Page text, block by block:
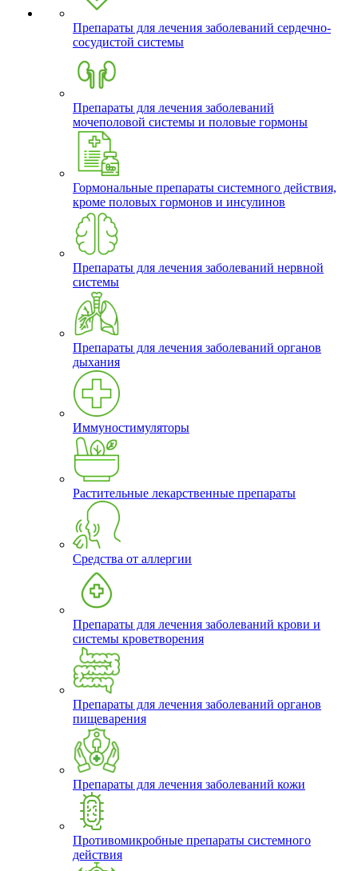
Препараты для лечения заболеваний сердечно-
сосудистой системы
Препараты для лечения заболеваний
мочеполовой системы и половые гормоны
Гормональные препараты системного действия,
кроме половых гормонов и инсулинов
Препараты для лечения заболеваний нервной
системы
Препараты для лечения заболеваний органов
дыхания
Иммуностимуляторы
Растительные лекарственные препараты
Средства от аллергии
Препараты для лечения заболеваний крови и
системы кроветворения
Препараты для лечения заболеваний органов
пищеварения
Препараты для лечения заболеваний кожи
Противомикробные препараты системного
действия